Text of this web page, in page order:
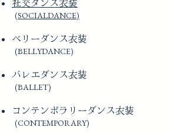
社交ダンス衣装
(SOCIALDANCE)
ベリーダンス衣装
(BELLYDANCE)
バレエダンス衣装
(BALLET)
コンテンポラリーダンス衣装
(CONTEMPORARY)